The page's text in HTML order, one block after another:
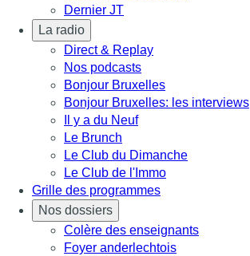
Dernier JT
La radio
Direct & Replay
Nos podcasts
Bonjour Bruxelles
Bonjour Bruxelles: les interviews
Il y a du Neuf
Le Brunch
Le Club du Dimanche
Le Club de l'Immo
Grille des programmes
Nos dossiers
Colère des enseignants
Foyer anderlechtois